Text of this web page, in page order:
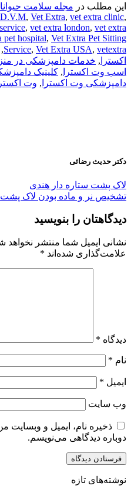
این مطلب در مجله سلامت
, Vet Extra, vet extra clinic,
, vet extra london, vet extra
pet hospital, Vet Extra Pet Sitting
Service, Vet Extra USA, vetextra
,
اکسترا , خدمات دامپزشکی در
اسب وت اکسترا , کلینیک
دامپزشکی وت اکسترا , وت اکسترا
دکتر حدیث رضائی
لاک پشت ستاره دار هندی
تشخیص نر و ماده بودن لاک پشت
دیدگاهتان را بنویسید
نشانی ایمیل شما منتشر نخواهد
علامت‌گذاری شده‌اند *
دیدگاه *
نام *
ایمیل *
وب‌ سایت
ذخیره نام، ایمیل و وبسایت
دوباره دیدگاهی می‌نویسم.
نوشته‌های تازه